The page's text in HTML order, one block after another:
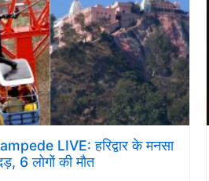
LIVE: हरिद्वार के मनसा
6 लोगों की मौत